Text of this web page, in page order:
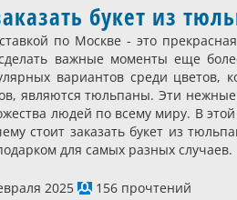
букет из
по Москве - это
важные моменты еще
вариантов среди цветов,
являются тюльпаны. Эти
людей по всему миру. В
стоит заказать букет из
для самых разных случаев.
2025 156 прочтений